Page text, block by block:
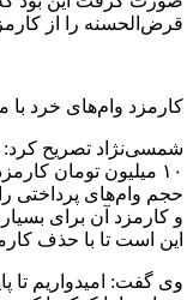
قرض‌الحسنه را از
کارمزد وام‌های خرد
شمسی‌نژاد تصریح کرد:
حجم وام‌های پرداختی
و کارمزد آن برای
این است تا با حذف